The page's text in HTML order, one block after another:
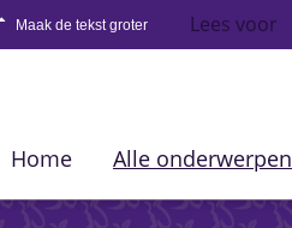
Maak de tekst groter Lees voor
Home Alle onderwerpen